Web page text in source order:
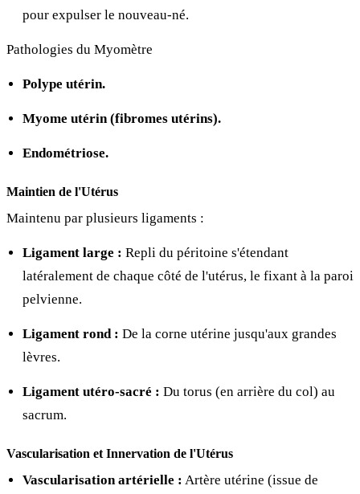
pour expulser le nouveau-né.
Pathologies du Myomètre
Polype utérin.
Myome utérin (fibromes utérins).
Endométriose.
Maintien de l'Utérus
Maintenu par plusieurs ligaments :
Ligament large : Repli du péritoine s'étendant
latéralement de chaque côté de l'utérus, le fixant à la paroi
pelvienne.
Ligament rond : De la corne utérine jusqu'aux grandes
lèvres.
Ligament utéro-sacré : Du torus (en arrière du col) au
sacrum.
Vascularisation et Innervation de l'Utérus
Vascularisation artérielle : Artère utérine (issue de